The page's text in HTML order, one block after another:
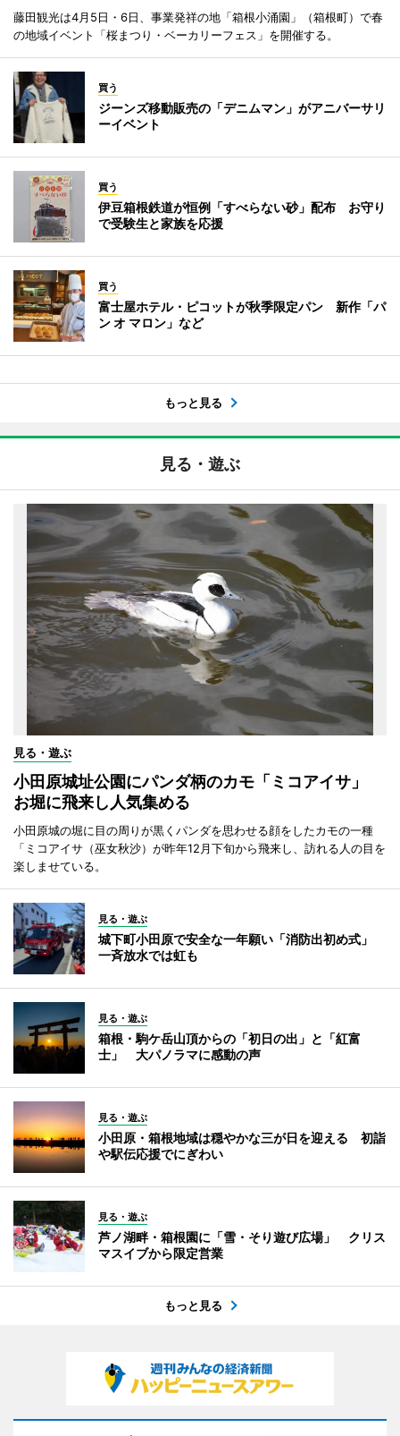
藤田観光は4月5日・6日、事業発祥の地「箱根小涌園」（箱根町）で春
の地域イベント「桜まつり・ベーカリーフェス」を開催する。
買う
ジーンズ移動販売の「デニムマン」がアニバーサリ
ーイベント
買う
伊豆箱根鉄道が恒例「すべらない砂」配布 お守り
で受験生と家族を応援
買う
富士屋ホテル・ピコットが秋季限定パン 新作「パ
ン オ マロン」など
もっと見る
見る・遊ぶ
見る・遊ぶ
小田原城址公園にパンダ柄のカモ「ミコアイサ」
お堀に飛来し人気集める
小田原城の堀に目の周りが黒くパンダを思わせる顔をしたカモの一種
「ミコアイサ（巫女秋沙）が昨年12月下旬から飛来し、訪れる人の目を
楽しませている。
見る・遊ぶ
城下町小田原で安全な一年願い「消防出初め式」
一斉放水では虹も
見る・遊ぶ
箱根・駒ケ岳山頂からの「初日の出」と「紅富
士」 大パノラマに感動の声
見る・遊ぶ
小田原・箱根地域は穏やかな三が日を迎える 初詣
や駅伝応援でにぎわい
見る・遊ぶ
芦ノ湖畔・箱根園に「雪・そり遊び広場」 クリス
マスイブから限定営業
もっと見る